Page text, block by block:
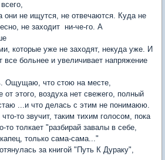
они не ищутся, не отвечаются. Куда не
не заходит ни-че-го. А
которые уже не заходят, некуда уже. И
все больнее и увеличивает напряжение
Ощущаю, что стою на месте,
этого, воздуха нет свежего, полный
...и что делась с этим не понимаюю.
то звучит, таким тихим голосом, пока
толкает "разбирай завалы в себе,
только сама-сама..."
за книгой "Путь К Дураку",